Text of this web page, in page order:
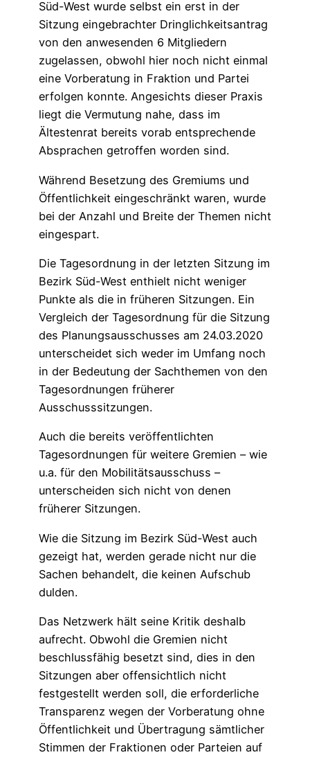
Süd-West wurde selbst ein erst in der
Sitzung eingebrachter Dringlichkeitsantrag
von den anwesenden 6 Mitgliedern
zugelassen, obwohl hier noch nicht einmal
eine Vorberatung in Fraktion und Partei
erfolgen konnte. Angesichts dieser Praxis
liegt die Vermutung nahe, dass im
Ältestenrat bereits vorab entsprechende
Absprachen getroffen worden sind.
Während Besetzung des Gremiums und
Öffentlichkeit eingeschränkt waren, wurde
bei der Anzahl und Breite der Themen nicht
eingespart.
Die Tagesordnung in der letzten Sitzung im
Bezirk Süd-West enthielt nicht weniger
Punkte als die in früheren Sitzungen. Ein
Vergleich der Tagesordnung für die Sitzung
des Planungsausschusses am 24.03.2020
unterscheidet sich weder im Umfang noch
in der Bedeutung der Sachthemen von den
Tagesordnungen früherer
Ausschusssitzungen.
Auch die bereits veröffentlichten
Tagesordnungen für weitere Gremien – wie
u.a. für den Mobilitätsausschuss –
unterscheiden sich nicht von denen
früherer Sitzungen.
Wie die Sitzung im Bezirk Süd-West auch
gezeigt hat, werden gerade nicht nur die
Sachen behandelt, die keinen Aufschub
dulden.
Das Netzwerk hält seine Kritik deshalb
aufrecht. Obwohl die Gremien nicht
beschlussfähig besetzt sind, dies in den
Sitzungen aber offensichtlich nicht
festgestellt werden soll, die erforderliche
Transparenz wegen der Vorberatung ohne
Öffentlichkeit und Übertragung sämtlicher
Stimmen der Fraktionen oder Parteien auf